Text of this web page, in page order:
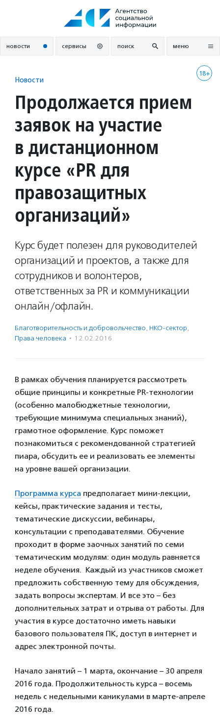
новости сервисы поиск меню
18+
Новости
Продолжается прием
заявок на участие
в дистанционном
курсе «PR для
правозащитных
организаций»
Курс будет полезен для руководителей
организаций и проектов, а также для
сотрудников и волонтеров,
ответственных за PR и коммуникации
онлайн/офлайн.
Благотвори­тель­ность и доброволь­чест­во, НКО-сектор,
Права человека · 12.02.2016
В рамках обучения планируется рассмотреть
общие принципы и конкретные PR-технологии
(особенно малобюджетные технологии,
требующие минимума специальных знаний),
грамотное оформление. Курс поможет
познакомиться с рекомендованной стратегией
пиара, обсудить ее и реализовать ее элементы
на уровне вашей организации.
Программа курса предполагает мини-лекции,
кейсы, практические задания и тесты,
тематические дискуссии, вебинары,
консультации с преподавателями. Обучение
проходит в форме заочных занятий по семи
тематическим модулям: один модуль равняется
неделе обучения. Каждый из участников сможет
предложить собственную тему для обсуждения,
задать вопросы экспертам. И все это – без
дополнительных затрат и отрыва от работы. Для
участия в курсе достаточно иметь навыки
базового пользователя ПК, доступ в интернет и
адрес электронной почты.
Начало занятий – 1 марта, окончание – 30 апреля
2016 года. Продолжительность курса – восемь
недель с недельными каникулами в марте-апреле
2016 года.